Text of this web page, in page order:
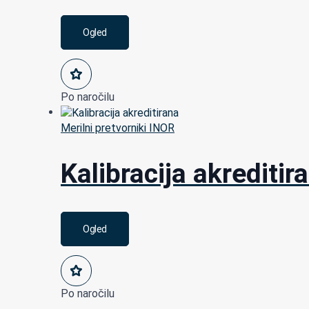
Ogled
Po naročilu
Merilni pretvorniki INOR
Kalibracija
Ogled
Po naročilu